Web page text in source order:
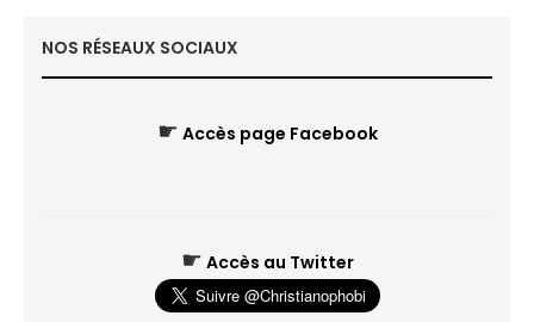
NOS RÉSEAUX SOCIAUX
☛ Accès page Facebook
☛ Accès au Twitter